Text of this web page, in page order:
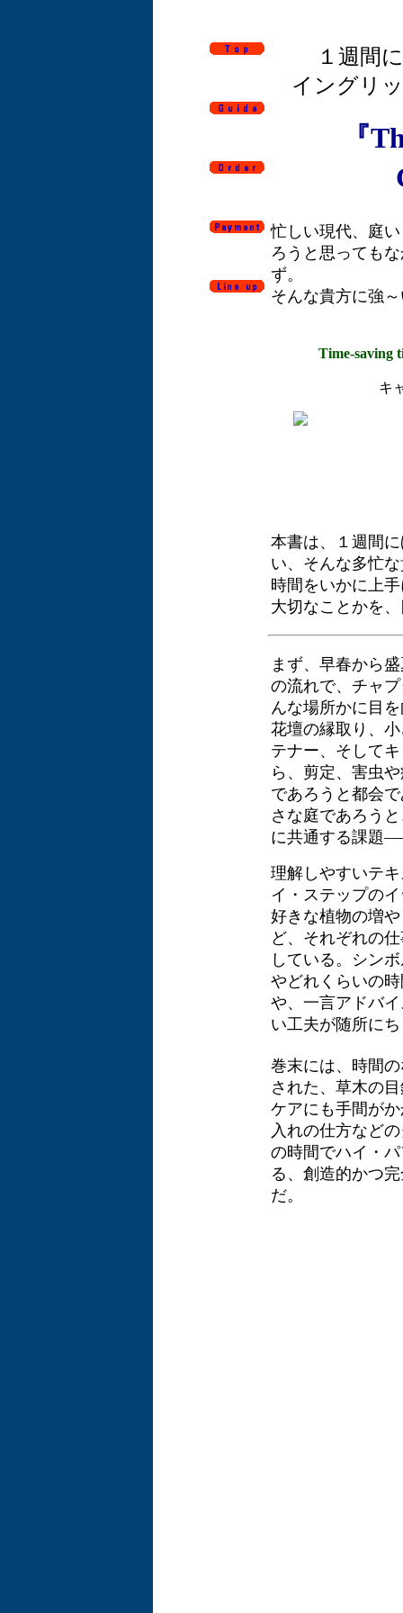
１週間
イングリ
『
忙しい現代、庭
ろうと思っても
ず。
そんな貴方に強
Time-saving
キ
本書は、１週間
い、そんな多忙
時間をいかに上
大切なことかを
まず、早春から
の流れで、チャ
んな場所かに目
花壇の縁取り、
テナー、そして
ら、剪定、害虫
であろうと都会
さな庭であろう
に共通する課題
理解しやすいテ
イ・ステップの
好きな植物の増
ど、それぞれの
している。シン
やどれくらいの
や、一言アドバ
い工夫が随所に
巻末には、時間
された、草木の
ケアにも手間が
入れの仕方など
の時間でハイ・
る、創造的かつ
だ。